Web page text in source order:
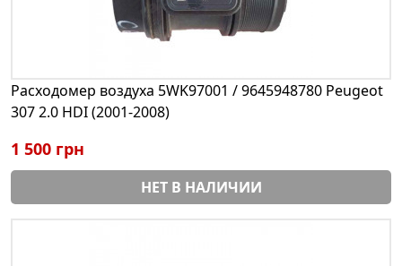
Расходомер воздуха 5WK97001 / 9645948780 Peugeot
307 2.0 HDI (2001-2008)
1 500 грн
НЕТ В НАЛИЧИИ